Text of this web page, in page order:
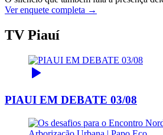
Ver enquete completa →
TV Piauí
PIAUI EM DEBATE 03/08